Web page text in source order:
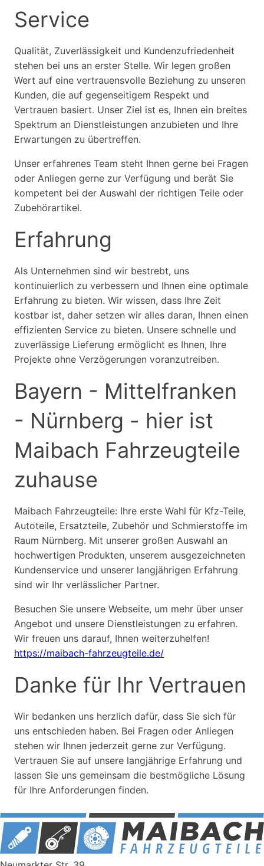
Service
Qualität, Zuverlässigkeit und Kundenzufriedenheit
stehen bei uns an erster Stelle. Wir legen großen
Wert auf eine vertrauensvolle Beziehung zu unseren
Kunden, die auf gegenseitigem Respekt und
Vertrauen basiert. Unser Ziel ist es, Ihnen ein breites
Spektrum an Dienstleistungen anzubieten und Ihre
Erwartungen zu übertreffen.
Unser erfahrenes Team steht Ihnen gerne bei Fragen
oder Anliegen gerne zur Verfügung und berät Sie
kompetent bei der Auswahl der richtigen Teile oder
Zubehörartikel.
Erfahrung
Als Unternehmen sind wir bestrebt, uns
kontinuierlich zu verbessern und Ihnen eine optimale
Erfahrung zu bieten. Wir wissen, dass Ihre Zeit
kostbar ist, daher setzen wir alles daran, Ihnen einen
effizienten Service zu bieten. Unsere schnelle und
zuverlässige Lieferung ermöglicht es Ihnen, Ihre
Projekte ohne Verzögerungen voranzutreiben.
Bayern - Mittelfranken
- Nürnberg - hier ist
Maibach Fahrzeugteile
zuhause
Maibach Fahrzeugteile: Ihre erste Wahl für Kfz-Teile,
Autoteile, Ersatzteile, Zubehör und Schmierstoffe im
Raum Nürnberg. Mit unserer großen Auswahl an
hochwertigen Produkten, unserem ausgezeichneten
Kundenservice und unserer langjährigen Erfahrung
sind wir Ihr verlässlicher Partner.
Besuchen Sie unsere Webseite, um mehr über unser
Angebot und unsere Dienstleistungen zu erfahren.
Wir freuen uns darauf, Ihnen weiterzuhelfen!
https://maibach-fahrzeugteile.de/
Danke für Ihr Vertrauen
Wir bedanken uns herzlich dafür, dass Sie sich für
uns entschieden haben. Bei Fragen oder Anliegen
stehen wir Ihnen jederzeit gerne zur Verfügung.
Vertrauen Sie auf unsere langjährige Erfahrung und
lassen Sie uns gemeinsam die bestmögliche Lösung
für Ihre Anforderungen finden.